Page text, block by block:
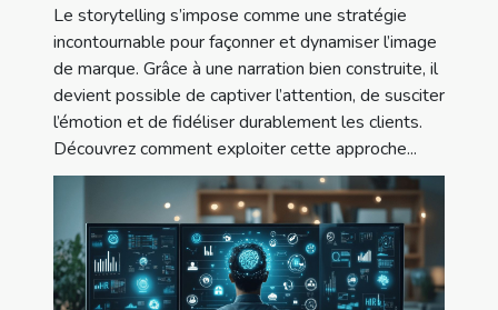
Le storytelling s’impose comme une stratégie
incontournable pour façonner et dynamiser l’image
de marque. Grâce à une narration bien construite, il
devient possible de captiver l’attention, de susciter
l’émotion et de fidéliser durablement les clients.
Découvrez comment exploiter cette approche...